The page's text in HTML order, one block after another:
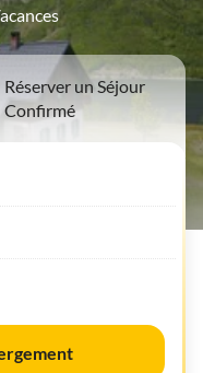
Réserver un Séjour
Confirmé